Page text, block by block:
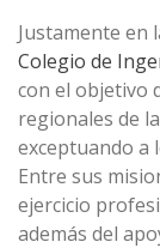
Justamente en
Colegio de
con el objetivo
regionales de
exceptuando a
Entre sus
ejercicio
además del